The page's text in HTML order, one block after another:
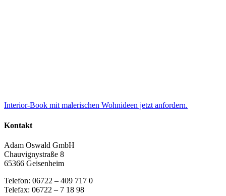
Interior-Book mit malerischen Wohnideen jetzt anfordern.
Kontakt
Adam Oswald GmbH
Chauvignystraße 8
65366 Geisenheim
Telefon: 06722 – 409 717 0
Telefax: 06722 – 7 18 98